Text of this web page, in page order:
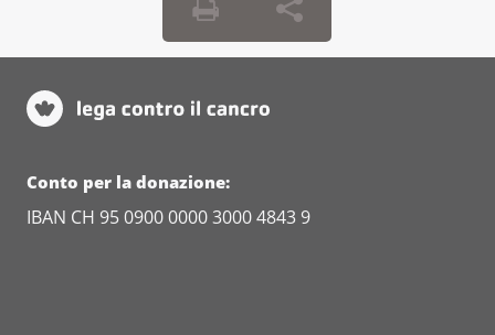
Conto per la donazione:
IBAN CH 95 0900 0000 3000 4843 9